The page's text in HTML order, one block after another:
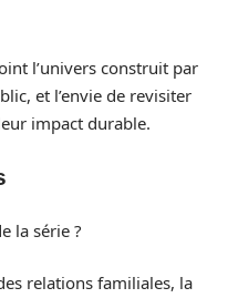
l’univers construit par
et l’envie de revisiter
impact durable.
la série ?
relations familiales, la